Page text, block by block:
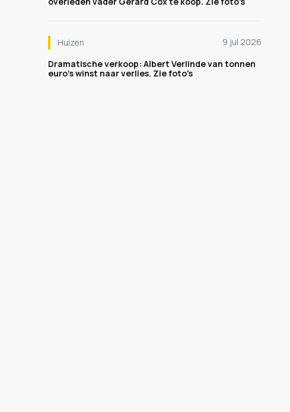
Huizen
9 jul 2026
Dramatische verkoop: Albert Verlinde van tonnen
euro's winst naar verlies. Zie foto's